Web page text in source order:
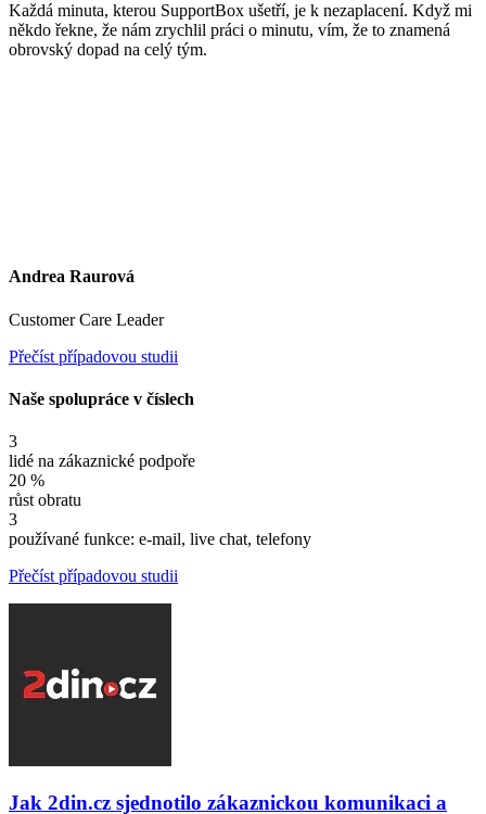
Každá minuta, kterou SupportBox ušetří, je k nezaplacení. Když mi
někdo řekne, že nám zrychlil práci o minutu, vím, že to znamená
obrovský dopad na celý tým.
Andrea Raurová
Customer Care Leader
Přečíst případovou studii
Naše spolupráce v číslech
3
lidé na zákaznické podpoře
20 %
růst obratu
3
používané funkce: e-mail, live chat, telefony
Přečíst případovou studii
Jak 2din.cz sjednotilo zákaznickou komunikaci a